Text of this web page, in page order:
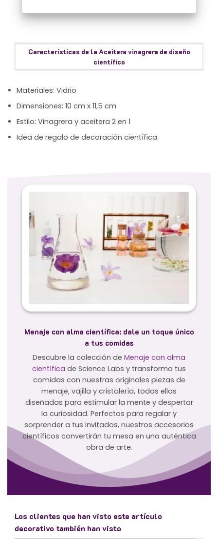
Características de la Aceitera vinagrera de diseño
científico
Materiales: Vidrio
Dimensiones: 10 cm x 11,5 cm
Estilo: Vinagrera y aceitera 2 en 1
Idea de regalo de decoración científica
Menaje con alma científica: dale un toque único
a tus comidas
Descubre la colección de Menaje con alma
científica de Science Labs y transforma tus
comidas con nuestras originales piezas de
menaje, vajilla y cristalería, todas ellas
diseñadas para estimular la mente y despertar
la curiosidad. Perfectos para regalar y
sorprender a tus invitados, nuestros accesorios
científicos convertirán tu mesa en una auténtica
obra de arte.
Los clientes que han visto este artículo
decorativo también han visto